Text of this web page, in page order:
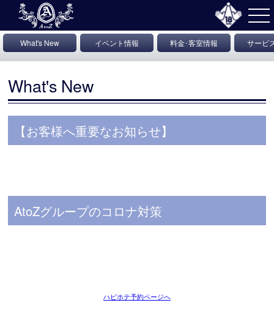
What's New イベント情報 料金･客室情報
サービ
情
What's New
【お客様へ重要なお知らせ】
AtoZグループのコロナ対策
ハピホテ予約ページへ